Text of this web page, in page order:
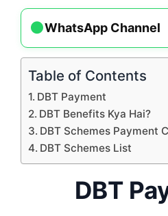
●WhatsApp Channel
Table of Contents
DBT Payment
DBT Benefits Kya Hai?
DBT Schemes Payment
DBT Schemes List
DBT